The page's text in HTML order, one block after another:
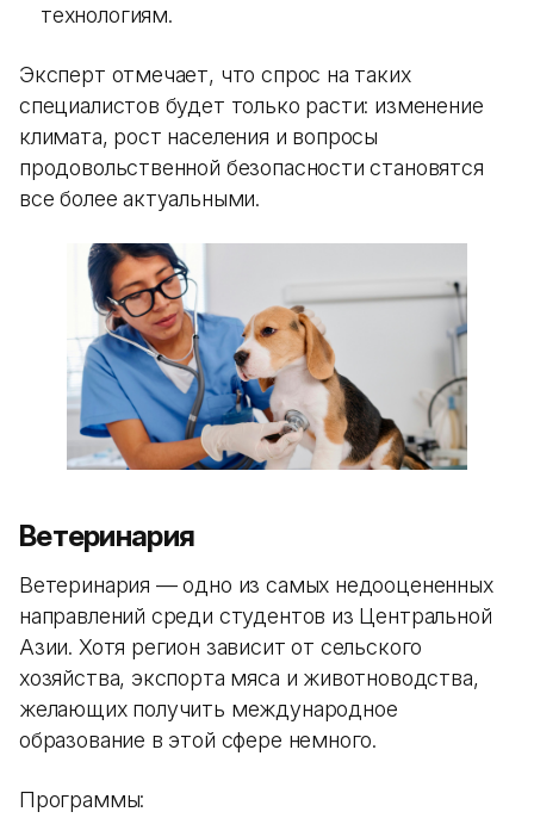
технологиям.
Эксперт отмечает, что спрос на таких
специалистов будет только расти: изменение
климата, рост населения и вопросы
продовольственной безопасности становятся
все более актуальными.
Ветеринария
Ветеринария — одно из самых недооцененных
направлений среди студентов из Центральной
Азии. Хотя регион зависит от сельского
хозяйства, экспорта мяса и животноводства,
желающих получить международное
образование в этой сфере немного.
Программы: